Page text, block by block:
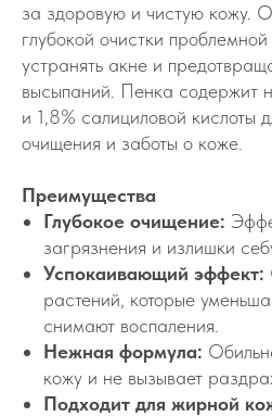
за здоровую и чистую кожу.
глубокой очистки
устранять акне и
высыпаний. Пенка содержит
и 1,8% салициловой кислоты
очищения и заботы о коже.
Преимущества
Глубокое очищение:
загрязнения и излишки
Успокаивающий эффект:
растений, которые
снимают воспаления.
Нежная формула:
кожу и не вызывает
Подходит для жирной